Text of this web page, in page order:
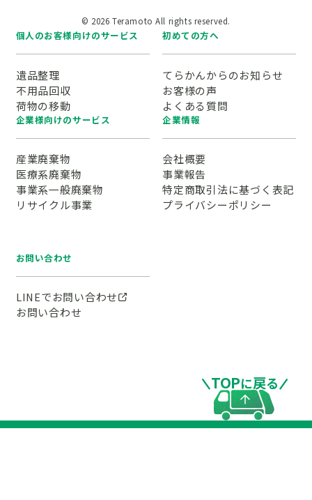
© 2026 Teramoto All rights reserved.
個人のお客様向けのサービス
遺品整理
不用品回収
荷物の移動
企業様向けのサービス
産業廃棄物
医療系廃棄物
事業系一般廃棄物
リサイクル事業
初めての方へ
てらかんからのお知らせ
お客様の声
よくある質問
企業情報
会社概要
事業報告
特定商取引法に基づく表記
プライバシーポリシー
お問い合わせ
LINEでお問い合わせ
お問い合わせ
TOPに戻る